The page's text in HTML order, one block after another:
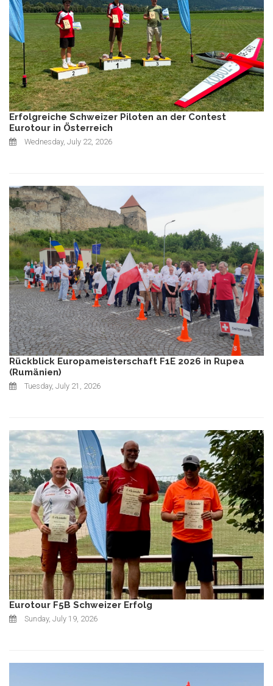
Erfolgreiche Schweizer Piloten an der Contest
Eurotour in Österreich
Wednesday, July 22, 2026
Rückblick Europameisterschaft F1E 2026 in Rupea
(Rumänien)
Tuesday, July 21, 2026
Eurotour F5B Schweizer Erfolg
Sunday, July 19, 2026